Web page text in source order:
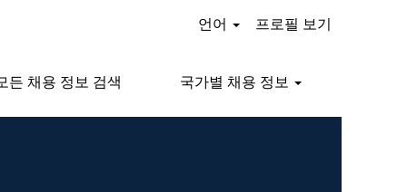
언어 프로필 보기
든 채용 정보 검색 국가별 채용 정보